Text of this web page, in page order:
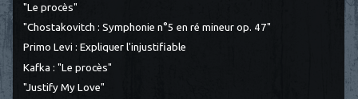
"Le procès"
"Chostakovitch : Symphonie n°5 en ré mineur op. 47"
Primo Levi : Expliquer l'injustifiable
Kafka : "Le procès"
"Justify My Love"